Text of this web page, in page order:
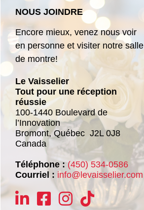
NOUS JOINDRE
Encore mieux, venez nous voir
en personne et visiter notre salle
de montre!
Le Vaisselier
Tout pour une réception
réussie
100-1440 Boulevard de
l’Innovation
Bromont,Québec J2L 0J8
Canada
Téléphone : (450) 534-0586
Courriel : info@levaisselier.com